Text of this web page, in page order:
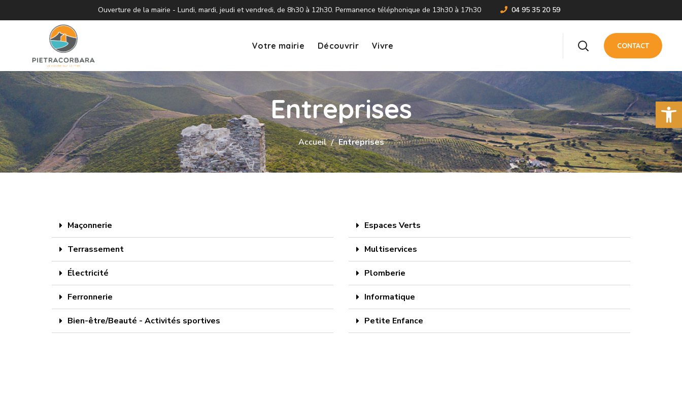
Ouvrir
Ouverture de la mairie - Lundi, mardi, jeudi et vendredi, de 8h30 à 12h30. Permanence téléphonique de 13h30 à 17h30 04 95 35 20 59
Votre mairie Découvrir Vivre CONTACT
Entreprises
Accueil Entreprises
Maçonnerie
Terrassement
Électricité
Ferronnerie
Bien-être/Beauté - Activités sportives
Espaces Verts
Multiservices
Plomberie
Informatique
Petite Enfance